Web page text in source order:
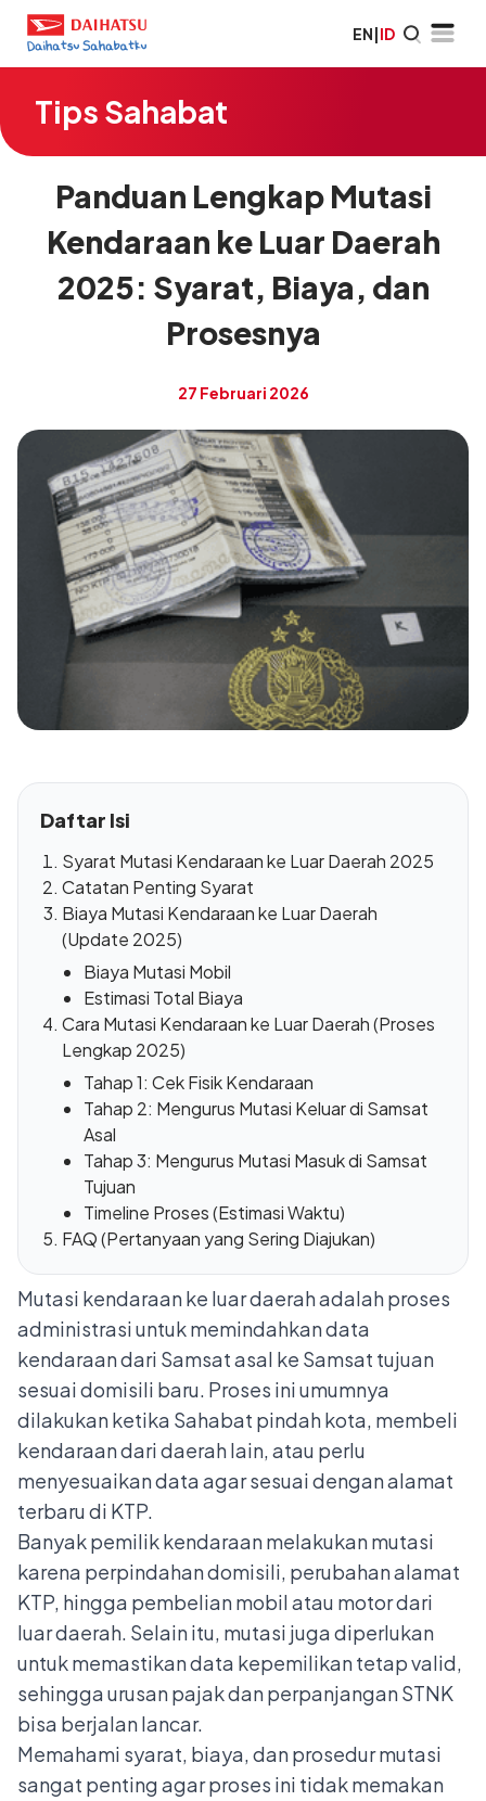
EN|ID
Tips Sahabat
Panduan Lengkap Mutasi
Kendaraan ke Luar Daerah
2025: Syarat, Biaya, dan
Prosesnya
27 Februari 2026
Daftar Isi
Syarat Mutasi Kendaraan ke Luar Daerah 2025
Catatan Penting Syarat
Biaya Mutasi Kendaraan ke Luar Daerah
(Update 2025)
Biaya Mutasi Mobil
Estimasi Total Biaya
Cara Mutasi Kendaraan ke Luar Daerah (Proses
Lengkap 2025)
Tahap 1: Cek Fisik Kendaraan
Tahap 2: Mengurus Mutasi Keluar di Samsat
Asal
Tahap 3: Mengurus Mutasi Masuk di Samsat
Tujuan
Timeline Proses (Estimasi Waktu)
FAQ (Pertanyaan yang Sering Diajukan)
Mutasi kendaraan ke luar daerah adalah proses
administrasi untuk memindahkan data
kendaraan dari Samsat asal ke Samsat tujuan
sesuai domisili baru. Proses ini umumnya
dilakukan ketika Sahabat pindah kota, membeli
kendaraan dari daerah lain, atau perlu
menyesuaikan data agar sesuai dengan alamat
terbaru di KTP.
Banyak pemilik kendaraan melakukan mutasi
karena perpindahan domisili, perubahan alamat
KTP, hingga pembelian mobil atau motor dari
luar daerah. Selain itu, mutasi juga diperlukan
untuk memastikan data kepemilikan tetap valid,
sehingga urusan pajak dan perpanjangan STNK
bisa berjalan lancar.
Memahami syarat, biaya, dan prosedur mutasi
sangat penting agar proses ini tidak memakan